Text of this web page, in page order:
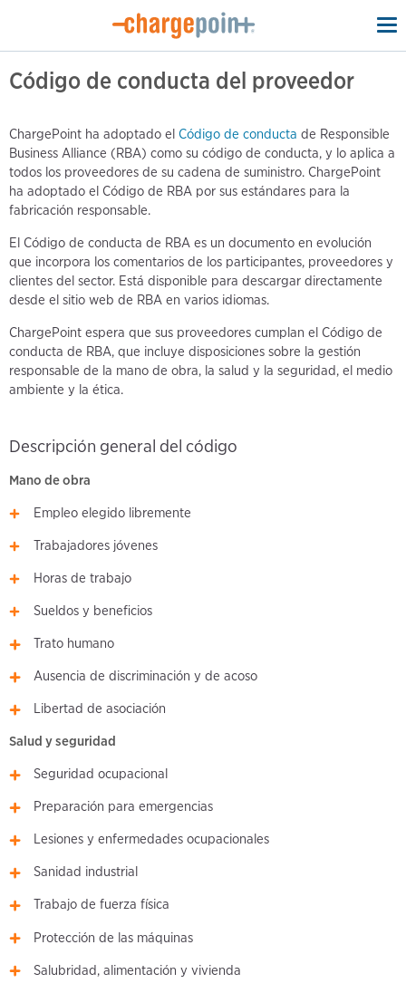
Código de conducta del proveedor
ChargePoint ha adoptado el Código de conducta de Responsible
Business Alliance (RBA) como su código de conducta, y lo aplica a
todos los proveedores de su cadena de suministro. ChargePoint
ha adoptado el Código de RBA por sus estándares para la
fabricación responsable.
El Código de conducta de RBA es un documento en evolución
que incorpora los comentarios de los participantes, proveedores y
clientes del sector. Está disponible para descargar directamente
desde el sitio web de RBA en varios idiomas.
ChargePoint espera que sus proveedores cumplan el Código de
conducta de RBA, que incluye disposiciones sobre la gestión
responsable de la mano de obra, la salud y la seguridad, el medio
ambiente y la ética.
Descripción general del código
Mano de obra
Empleo elegido libremente
Trabajadores jóvenes
Horas de trabajo
Sueldos y beneficios
Trato humano
Ausencia de discriminación y de acoso
Libertad de asociación
Salud y seguridad
Seguridad ocupacional
Preparación para emergencias
Lesiones y enfermedades ocupacionales
Sanidad industrial
Trabajo de fuerza física
Protección de las máquinas
Salubridad, alimentación y vivienda